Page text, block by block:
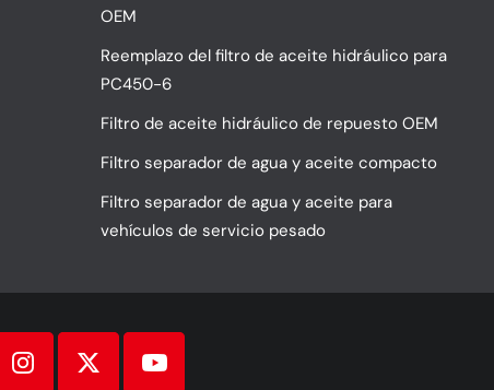
OEM
Reemplazo del filtro de aceite hidráulico para
PC450-6
Filtro de aceite hidráulico de repuesto OEM
Filtro separador de agua y aceite compacto
Filtro separador de agua y aceite para
vehículos de servicio pesado